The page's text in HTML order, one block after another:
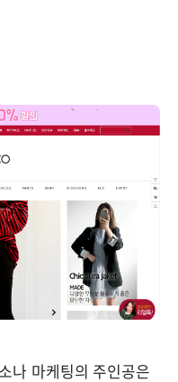
나 마케팅의 주인공은